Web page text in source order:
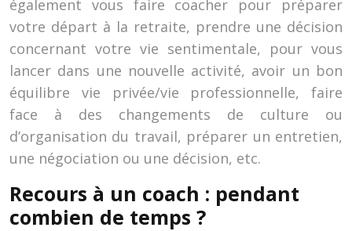
également vous faire coacher pour préparer
votre départ à la retraite, prendre une décision
concernant votre vie sentimentale, pour vous
lancer dans une nouvelle activité, avoir un bon
équilibre vie privée/vie professionnelle, faire
face à des changements de culture ou
d’organisation du travail, préparer un entretien,
une négociation ou une décision, etc.
Recours à un coach : pendant
combien de temps ?